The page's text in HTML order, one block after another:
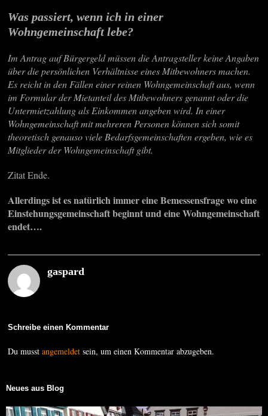
Was passiert, wenn ich in einer
Wohngemeinschaft lebe?
Im Antrag auf Bürgergeld müssen die Antragsteller keine Angaben
über die persönlichen Verhältnisse eines Mitbewohners machen.
Es reicht in den Fällen einer reinen Wohngemeinschaft aus, wenn
im Formular der Mietanteil des Mitbewohners genannt oder die
Untermietzahlung als Einkommen angeben wird. In einer
Wohngemeinschaft mit mehreren Personen können sich somit
theoretisch genauso viele Bedarfsgemeinschaften ergeben, wie es
Mitglieder der Wohngemeinschaft gibt.
Zitat Ende.
Allerdings ist es natürlich immer eine Bemessensfrage wo eine
Einstehungsgemeinschaft beginnt und eine Wohngemeinschaft
endet….
gaspard
Schreibe einen Kommentar
Du musstangemeldet sein, um einen Kommentar abzugeben.
Neues aus Blog